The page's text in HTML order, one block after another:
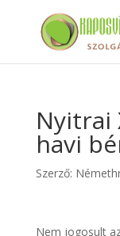
Nyitrai
havi
Szerző:
Nem jogosult